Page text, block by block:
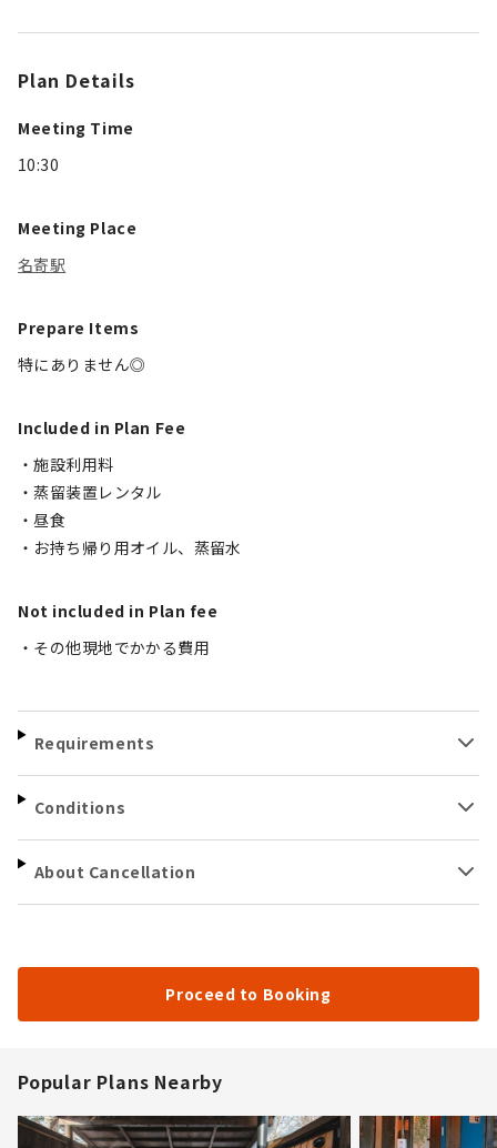
Plan Details
Meeting Time
10:30
Meeting Place
名寄駅
Prepare Items
特にありません◎
Included in Plan Fee
・施設利用料
・蒸留装置レンタル
・昼食
・お持ち帰り用オイル、蒸留水
Not included in Plan fee
・その他現地でかかる費用
Requirements
Conditions
About Cancellation
Proceed to Booking
Popular Plans Nearby